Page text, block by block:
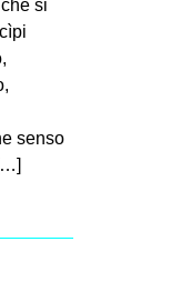
si
senso